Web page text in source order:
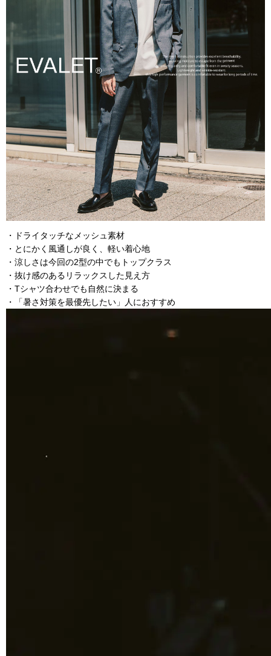
・ドライタッチなメッシュ素材
・とにかく風通しが良く、軽い着心地
・涼しさは今回の2型の中でもトップクラス
・抜け感のあるリラックスした見え方
・Tシャツ合わせでも自然に決まる
・「暑さ対策を最優先したい」人におすすめ